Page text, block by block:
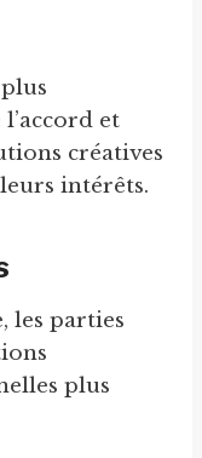
et
créatives
intérêts.
les parties
plus